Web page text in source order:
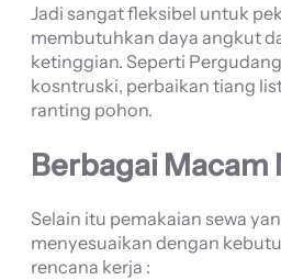
Jadi sangat fleksibel untuk
membutuhkan daya angkut
ketinggian. Seperti
kosntruski, perbaikan tiang
ranting pohon.
Berbagai Macam
Selain itu pemakaian sewa
menyesuaikan dengan
rencana kerja :